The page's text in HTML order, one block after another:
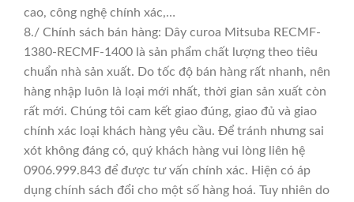
cao, công nghệ chính xác,…
8./ Chính sách bán hàng: Dây curoa Mitsuba RECMF-
1380-RECMF-1400 là sản phẩm chất lượng theo tiêu
chuẩn nhà sản xuất. Do tốc độ bán hàng rất nhanh, nên
hàng nhập luôn là loại mới nhất, thời gian sản xuất còn
rất mới. Chúng tôi cam kết giao đúng, giao đủ và giao
chính xác loại khách hàng yêu cầu. Để tránh nhưng sai
xót không đáng có, quý khách hàng vui lòng liên hệ
0906.999.843 để được tư vấn chính xác. Hiện có áp
dụng chính sách đổi cho một số hàng hoá. Tuy nhiên do